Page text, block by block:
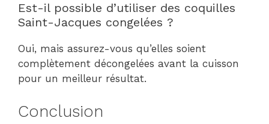
Est-il possible d’utiliser des coquilles
Saint-Jacques congelées ?
Oui, mais assurez-vous qu’elles soient
complètement décongelées avant la cuisson
pour un meilleur résultat.
Conclusion